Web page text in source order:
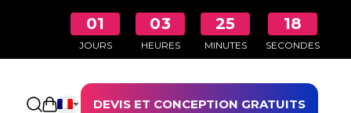
01
JOURS
03
HEURES
25
MINUTES
18
SECONDES
Ouvrir le panierDEVIS ET CONCEPTION GRATUITS